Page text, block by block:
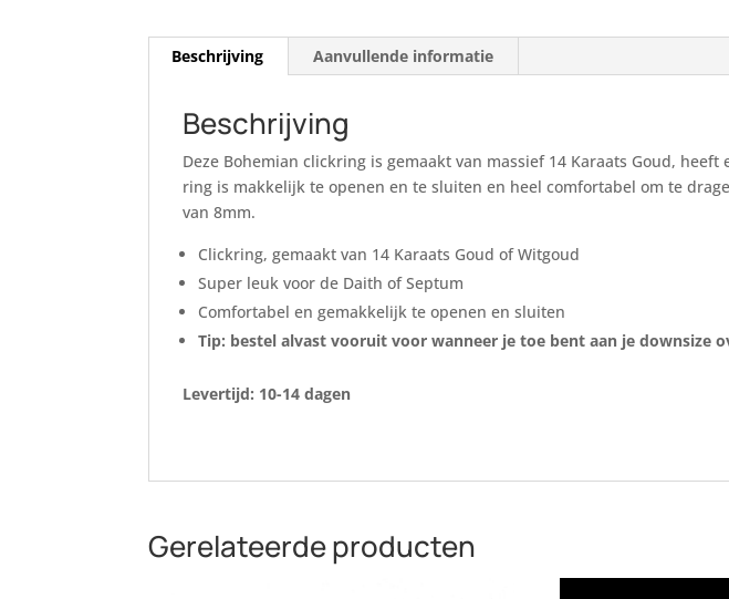
Beschrijving Aanvullende informatie
Beschrijving
Deze Bohemian clickring is gemaakt van massief 14 Karaats Goud,
ring is makkelijk te openen en te sluiten en heel comfortabel om te
van 8mm.
Clickring, gemaakt van 14 Karaats Goud of Witgoud
Super leuk voor de Daith of Septum
Comfortabel en gemakkelijk te openen en sluiten
Tip: bestel alvast vooruit voor wanneer je toe bent aan je downsize
Levertijd: 10-14 dagen
Gerelateerde producten